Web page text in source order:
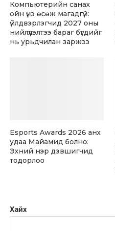
Хайх
Компьютерийн санах
ойн үнэ өсөж магадгүй:
үйлдвэрлэгчид 2027 оны
нийлүүлэлтээ бараг бүгдийг
нь урьдчилан заржээ
Esports Awards 2026 анх
удаа Майамид болно:
Эхний нэр дэвшигчид
тодорлоо